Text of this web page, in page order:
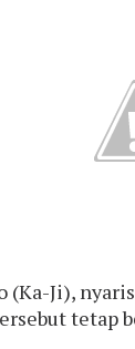
Ji),